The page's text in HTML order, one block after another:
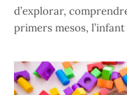
d’explorar,
primers mesos,